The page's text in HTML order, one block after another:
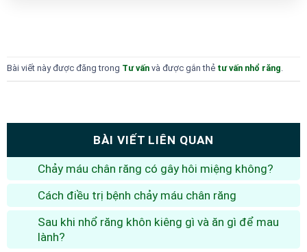
Bài viết này được đăng trong Tư vấn và được gắn thẻ tư vấn nhổ răng.
BÀI VIẾT LIÊN QUAN
Chảy máu chân răng có gây hôi miệng không?
Cách điều trị bệnh chảy máu chân răng
Sau khi nhổ răng khôn kiêng gì và ăn gì để mau
lành?